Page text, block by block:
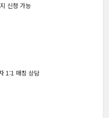
신청 가능
1:1 매칭 상담